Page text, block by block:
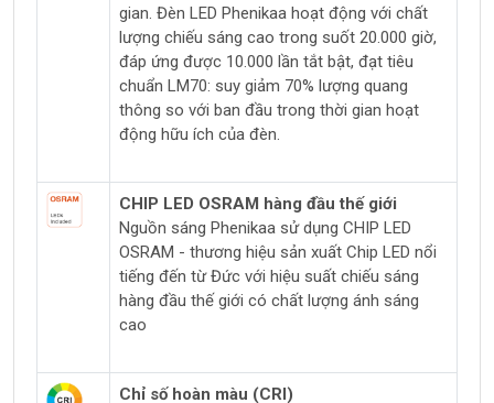
gian. Đèn LED Phenikaa hoạt động với chất
lượng chiếu sáng cao trong suốt 20.000 giờ,
đáp ứng được 10.000 lần tắt bật, đạt tiêu
chuẩn LM70: suy giảm 70% lượng quang
thông so với ban đầu trong thời gian hoạt
động hữu ích của đèn.
CHIP LED OSRAM hàng đầu thế giới
Nguồn sáng Phenikaa sử dụng CHIP LED
OSRAM - thương hiệu sản xuất Chip LED nổi
tiếng đến từ Đức với hiệu suất chiếu sáng
hàng đầu thế giới có chất lượng ánh sáng
cao
Chỉ số hoàn màu (CRI)